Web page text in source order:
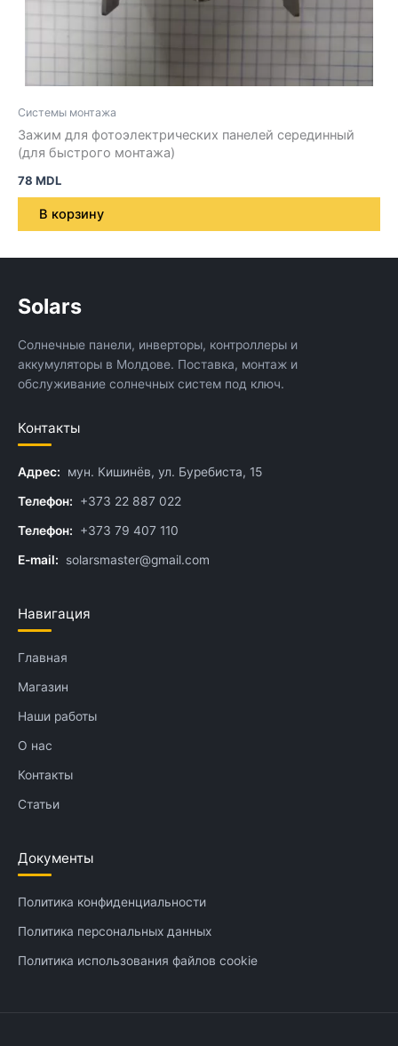
Системы монтажа
Зажим для фотоэлектрических панелей серединный
(для быстрого монтажа)
78 MDL
В корзину
Solars
Солнечные панели, инверторы, контроллеры и
аккумуляторы в Молдове. Поставка, монтаж и
обслуживание солнечных систем под ключ.
Контакты
Адрес: мун. Кишинёв, ул. Буребиста, 15
Телефон: +373 22 887 022
Телефон: +373 79 407 110
E-mail: solarsmaster@gmail.com
Навигация
Главная
Магазин
Наши работы
О нас
Контакты
Статьи
Документы
Политика конфиденциальности
Политика персональных данных
Политика использования файлов cookie